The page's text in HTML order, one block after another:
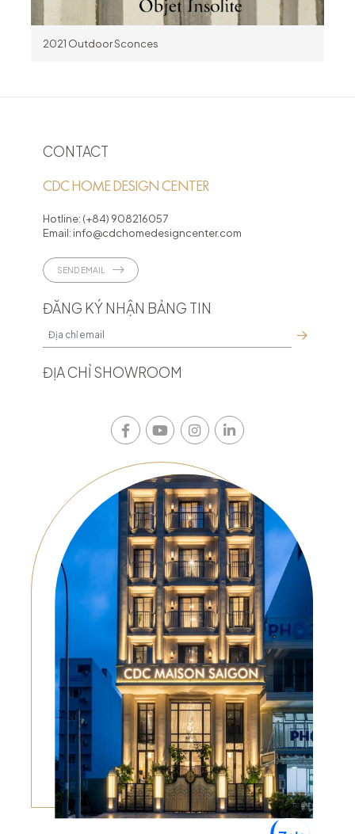
2021 Outdoor Sconces
CONTACT
CDC HOME DESIGN CENTER
Hotline: (+84) 908216057
Email: info@cdchomedesigncenter.com
SEND EMAIL
ĐĂNG KÝ NHẬN BẢNG TIN
ĐỊA CHỈ SHOWROOM